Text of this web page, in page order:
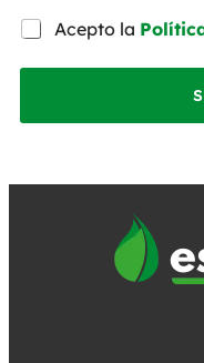
Acepto la